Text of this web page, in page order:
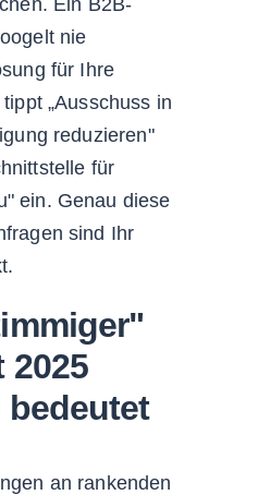
nie
für Ihre
„Ausschuss in
reduzieren"
für
ein. Genau diese
sind Ihr
2025
an rankenden